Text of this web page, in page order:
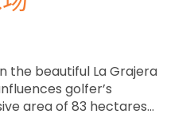
the beautiful La Grajera
golfer’s
area of 83 hectares